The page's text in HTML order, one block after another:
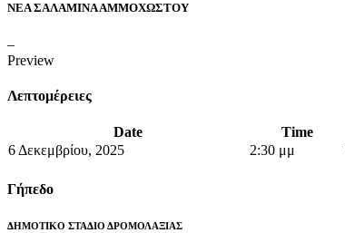
ΝΕΑ ΣΑΛΑΜΙΝΑ ΑΜΜΟΧΩΣΤΟΥ
–
Preview
Λεπτομέρειες
Date Time
6 Δεκεμβρίου, 2025
2:30 μμ
Γήπεδο
ΔΗΜΟΤΙΚΟ ΣΤΑΔΙΟ ΔΡΟΜΟΛΑΞΙΑΣ